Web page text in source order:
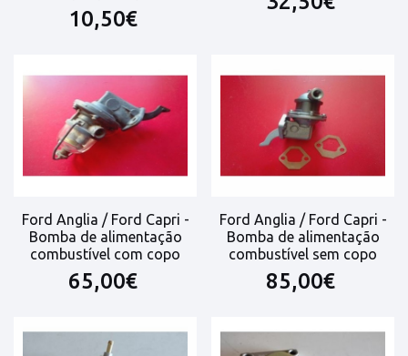
10,50€
Ford Anglia / Ford Capri -
Bomba de alimentação
combustível com copo
65,00€
Ford Anglia / Ford Capri -
Bomba de alimentação
combustível sem copo
85,00€